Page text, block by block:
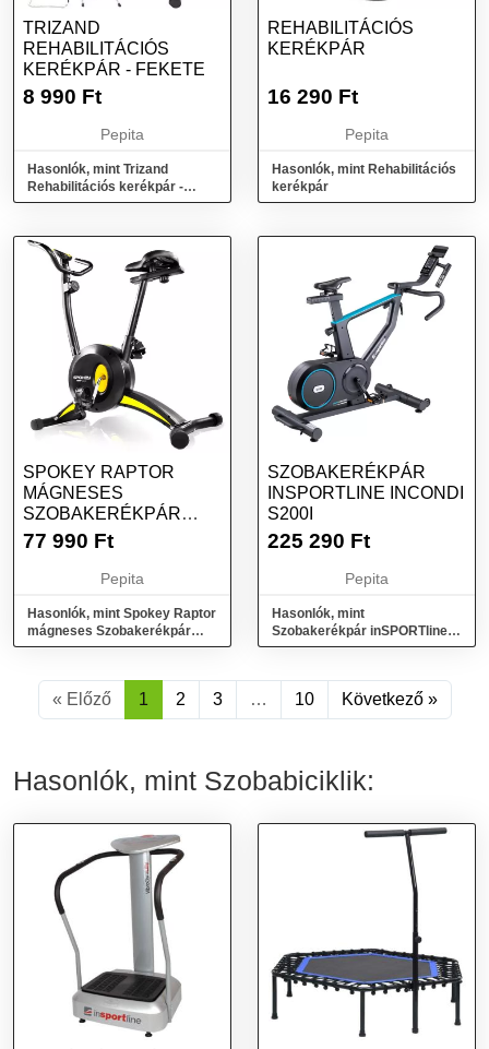
TRIZAND
REHABILITÁCIÓS
KERÉKPÁR - FEKETE
8 990 Ft
Pepita
Hasonlók, mint Trizand
Rehabilitációs kerékpár -
fekete
REHABILITÁCIÓS
KERÉKPÁR
16 290 Ft
Pepita
Hasonlók, mint Rehabilitációs
kerékpár
SPOKEY RAPTOR
MÁGNESES
SZOBAKERÉKPÁR
3,5KG LENDKERÉKKEL
77 990 Ft
Pepita
Hasonlók, mint Spokey Raptor
mágneses Szobakerékpár
3,5kg lendkerékkel - fekete-
SZOBAKERÉKPÁR
INSPORTLINE INCONDI
S200I
225 290 Ft
Pepita
Hasonlók, mint
Szobakerékpár inSPORTline
inCondi S200i
« Előző 1 2 3 … 10 Következő »
Hasonlók, mint Szobabiciklik: